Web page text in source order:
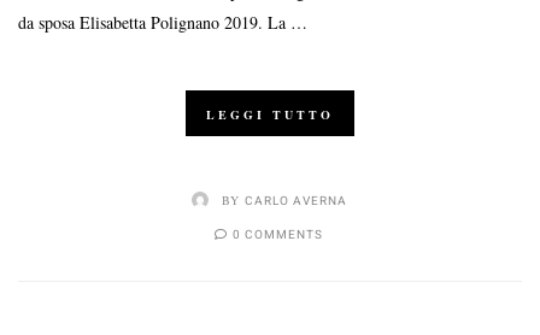
da sposa Elisabetta Polignano 2019. La …
LEGGI TUTTO
BY CARLO AVERNA
0 COMMENTS